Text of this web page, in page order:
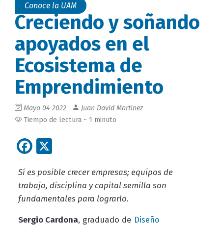
Conoce la UAM
Creciendo y soñando
apoyados en el
Ecosistema de
Emprendimiento
Mayo 04 2022
Juan David Martinez
Tiempo de lectura ~ 1 minuto
Facebook
Sí es posible crecer empresas; equipos de
trabajo, disciplina y capital semilla son
fundamentales para lograrlo.
Sergio Cardona, graduado de Diseño